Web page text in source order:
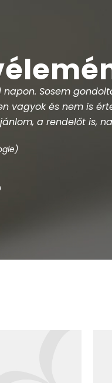
dolgoznak és
"